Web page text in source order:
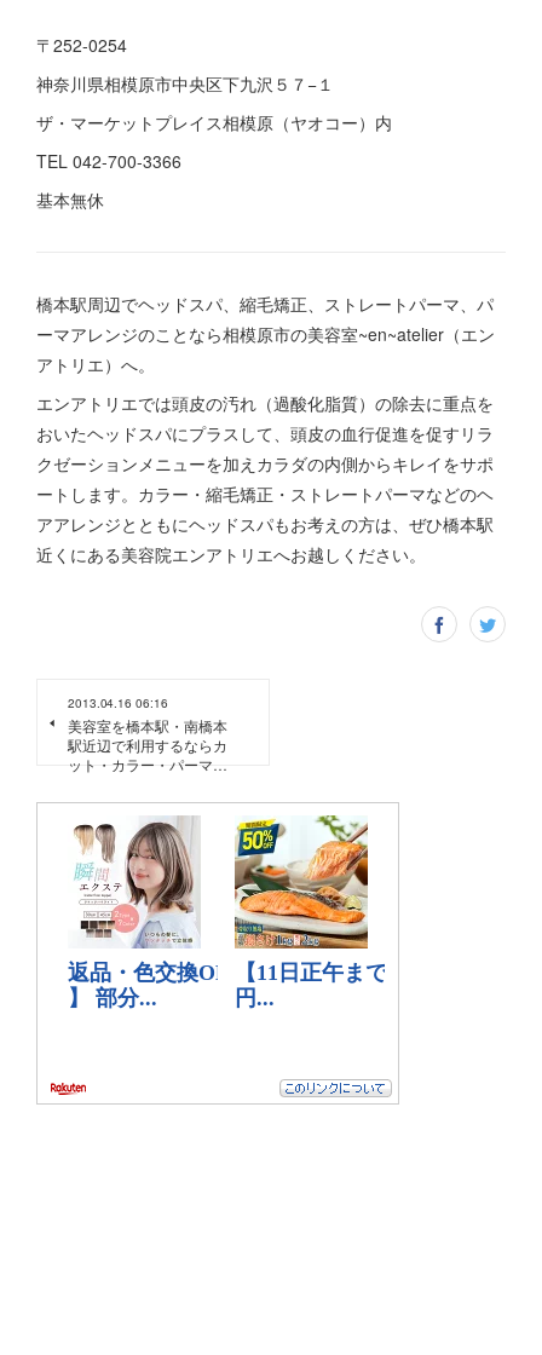
〒252-0254
神奈川県相模原市中央区下九沢５７−１
ザ・マーケットプレイス相模原（ヤオコー）内
TEL 042-700-3366
基本無休
橋本駅周辺でヘッドスパ、縮毛矯正、ストレートパーマ、パ
ーマアレンジのことなら相模原市の美容室~en~atelier（エン
アトリエ）へ。
エンアトリエでは頭皮の汚れ（過酸化脂質）の除去に重点を
おいたヘッドスパにプラスして、頭皮の血行促進を促すリラ
クゼーションメニューを加えカラダの内側からキレイをサポ
ートします。カラー・縮毛矯正・ストレートパーマなどのヘ
アアレンジとともにヘッドスパもお考えの方は、ぜひ橋本駅
近くにある美容院エンアトリエへお越しください。
2013.04.16 06:16
美容室を橋本駅・南橋本
駅近辺で利用するならカ
ット・カラー・パーマ…